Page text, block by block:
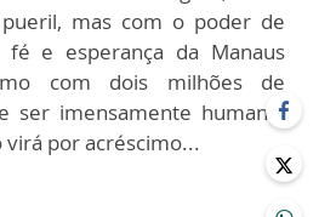
pueril, mas com o poder de
fé e esperança da Manaus
com dois milhões de
ser imensamente humana.
virá por acréscimo...